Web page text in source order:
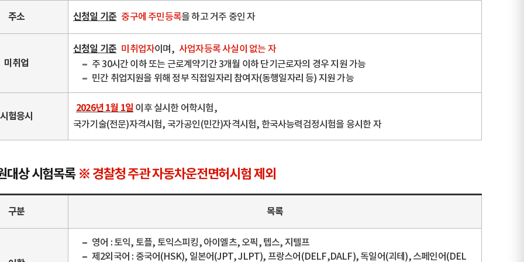
주소 신청일 기준 중구에 주민등록을 하고 거주 중인 자
미취업
신청일 기준 미취업자이며, 사업자등록 사실이 없는 자
주 30시간 이하 또는 근로계약기간 3개월 이하 단기근로자의 경우 지원 가능
민간 취업지원을 위해 정부 직접일자리 참여자(동행일자리 등) 지원 가능
시험응시
2026년 1월 1일 이후 실시한 어학시험,
국가기술(전문)자격시험, 국가공인(민간)자격시험, 한국사능력검정시험을 응시한 자
대상 시험목록 ※ 경찰청 주관 자동차운전면허시험 제외
구분 목록
영어 : 토익, 토플, 토익스피킹, 아이엘츠, 오픽, 텝스, 지텔프
제2외국어 : 중국어(HSK), 일본어(JPT, JLPT), 프랑스어(DELF,DALF), 독일어(괴테), 스페인어(DEL